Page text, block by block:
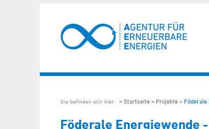
Sie befinden sich hier: Startseite Projekte
Föderale Energiewende